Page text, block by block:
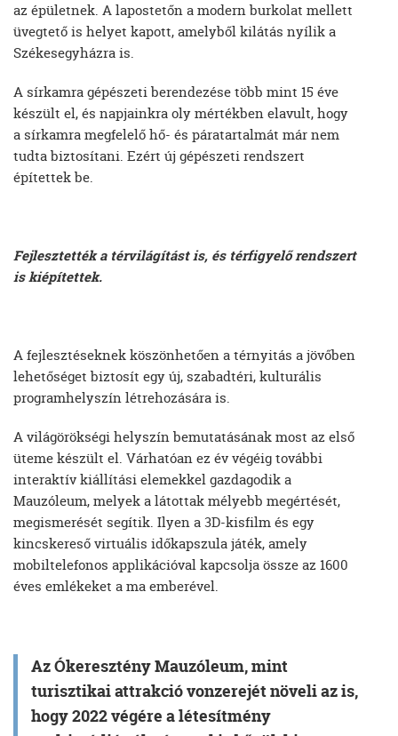
az épületnek. A lapostetőn a modern burkolat mellett
üvegtető is helyet kapott, amelyből kilátás nyílik a
Székesegyházra is.
A sírkamra gépészeti berendezése több mint 15 éve
készült el, és napjainkra oly mértékben elavult, hogy
a sírkamra megfelelő hő- és páratartalmát már nem
tudta biztosítani. Ezért új gépészeti rendszert
építettek be.
Fejlesztették a térvilágítást is, és térfigyelő rendszert
is kiépítettek.
A fejlesztéseknek köszönhetően a térnyitás a jövőben
lehetőséget biztosít egy új, szabadtéri, kulturális
programhelyszín létrehozására is.
A világörökségi helyszín bemutatásának most az első
üteme készült el. Várhatóan ez év végéig további
interaktív kiállítási elemekkel gazdagodik a
Mauzóleum, melyek a látottak mélyebb megértését,
megismerését segítik. Ilyen a 3D-kisfilm és egy
kincskereső virtuális időkapszula játék, amely
mobiltelefonos applikációval kapcsolja össze az 1600
éves emlékeket a ma emberével.
Az Ókeresztény Mauzóleum, mint
turisztikai attrakció vonzerejét növeli az is,
hogy 2022 végére a létesítmény